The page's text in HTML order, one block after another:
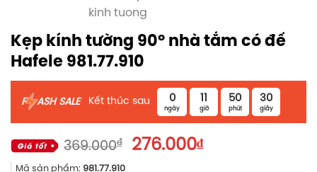
Kẹp kính tường 90º nhà tắm có đế
Hafele 981.77.910
F ASH SALE Kết thúc sau 0
ngày
11
giờ
50
phút
30
giây
369.000₫
Giá
276.000₫Giá
Mã sản phẩm: 981.77.910